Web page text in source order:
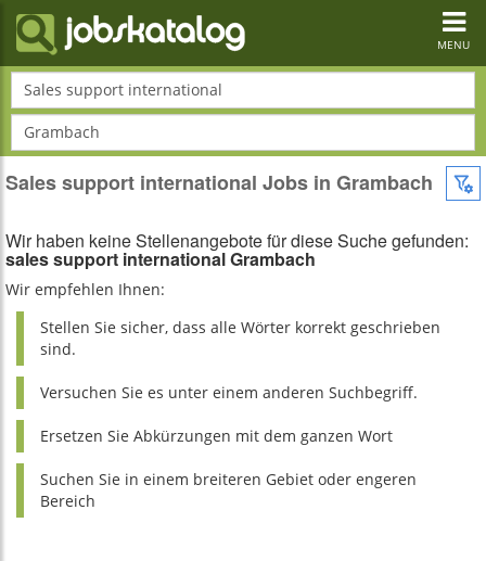
MENU
Sales support international
Grambach
Sales support international Jobs in Grambach
Wir haben keine Stellenangebote für diese Suche gefunden:
sales support international Grambach
Wir empfehlen Ihnen:
Stellen Sie sicher, dass alle Wörter korrekt geschrieben
sind.
Versuchen Sie es unter einem anderen Suchbegriff.
Ersetzen Sie Abkürzungen mit dem ganzen Wort
Suchen Sie in einem breiteren Gebiet oder engeren
Bereich